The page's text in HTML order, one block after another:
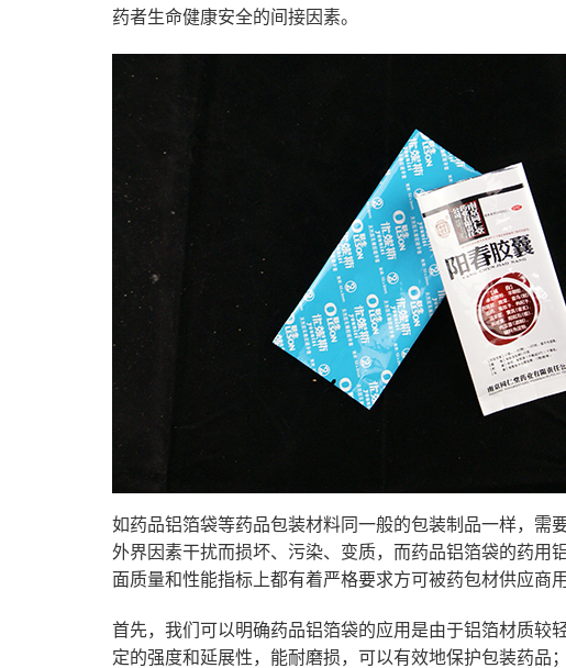
药者生命健康安全的间接因素。
如药品铝箔袋等药品包装材料同一般的包装制品一样，需
外界因素干扰而损坏、污染、变质，而药品铝箔袋的药用
面质量和性能指标上都有着严格要求方可被药包材供应商
首先，我们可以明确药品铝箔袋的应用是由于铝箔材质较
定的强度和延展性，能耐磨损，可以有效地保护包装药品；